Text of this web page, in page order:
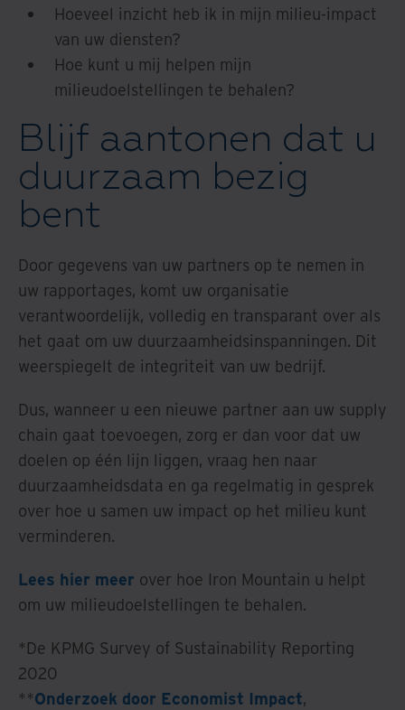
Hoeveel inzicht heb ik in mijn milieu-impact
van uw diensten?
Hoe kunt u mij helpen mijn
milieudoelstellingen te behalen?
Blijf aantonen dat u
duurzaam bezig
bent
Door gegevens van uw partners op te nemen in
uw rapportages, komt uw organisatie
verantwoordelijk, volledig en transparant over als
het gaat om uw duurzaamheidsinspanningen. Dit
weerspiegelt de integriteit van uw bedrijf.
Dus, wanneer u een nieuwe partner aan uw supply
chain gaat toevoegen, zorg er dan voor dat uw
doelen op één lijn liggen, vraag hen naar
duurzaamheidsdata en ga regelmatig in gesprek
over hoe u samen uw impact op het milieu kunt
verminderen.
Lees hier meer over hoe Iron Mountain u helpt
om uw milieudoelstellingen te behalen.
*De KPMG Survey of Sustainability Reporting
2020
**Onderzoek door Economist Impact,